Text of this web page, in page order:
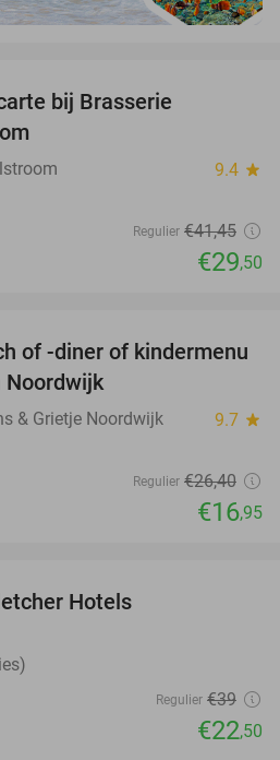
bij Brasserie
9.4 star
Regulier €41,45
€29,50
36%
of -diner of kindermenu
Noordwijk
& Grietje Noordwijk 9.7 star
Regulier €26,40
€16,95
Hotels
Regulier €39
€22,50